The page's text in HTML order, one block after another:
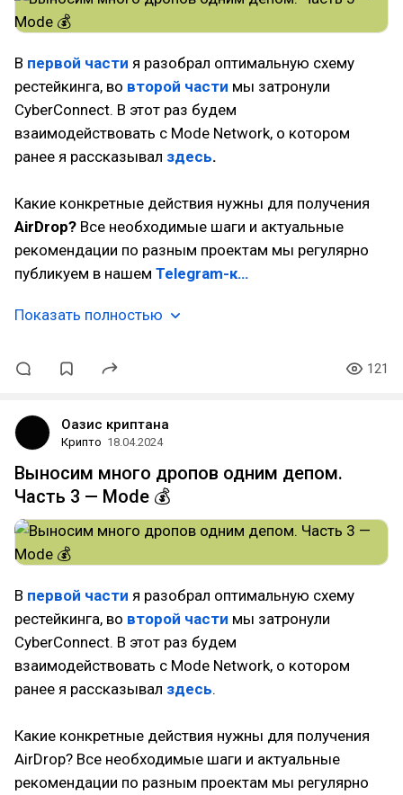
В первой части я разобрал оптимальную схему
рестейкинга, во второй части мы затронули
CyberConnect. В этот раз будем
взаимодействовать с Mode Network, о котором
ранее я рассказывал здесь.
Какие конкретные действия нужны для получения
AirDrop? Все необходимые шаги и актуальные
рекомендации по разным проектам мы регулярно
публикуем в нашем Telegram-к…
Показать полностью
121
Оазис криптана
Крипто 18.04.2024
Выносим много дропов одним депом.
Часть 3 — Mode 💰
В первой части я разобрал оптимальную схему
рестейкинга, во второй части мы затронули
CyberConnect. В этот раз будем
взаимодействовать с Mode Network, о котором
ранее я рассказывал здесь.
Какие конкретные действия нужны для получения
AirDrop? Все необходимые шаги и актуальные
рекомендации по разным проектам мы регулярно